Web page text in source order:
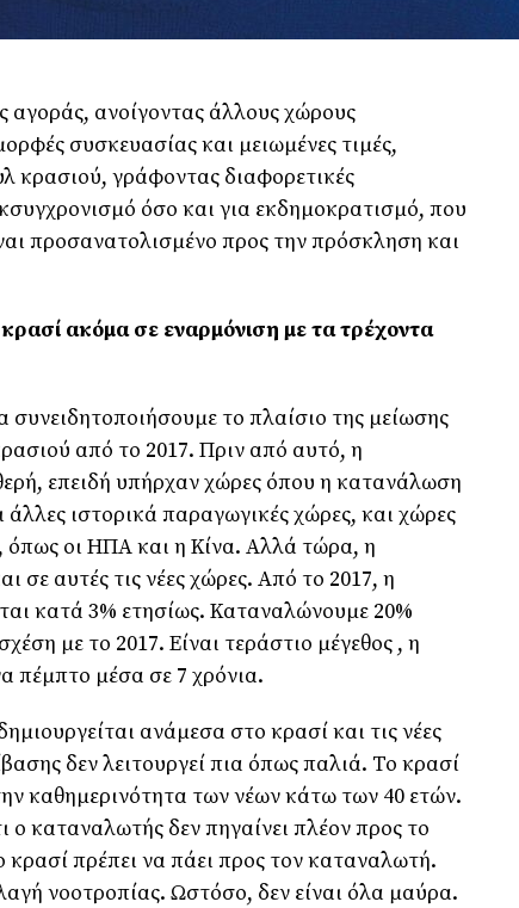
αγοράς, ανοίγοντας άλλους χώρους
συσκευασίας και μειωμένες τιμές,
κρασιού, γράφοντας διαφορετικές
όσο και για εκδημοκρατισμό, που
προσανατολισμένο προς την πρόσκληση και
ακόμα σε εναρμόνιση με τα τρέχοντα
συνειδητοποιήσουμε το πλαίσιο της μείωσης
από το 2017. Πριν από αυτό, η
επειδή υπήρχαν χώρες όπου η κατανάλωση
ιστορικά παραγωγικές χώρες, και χώρες
οι ΗΠΑ και η Κίνα. Αλλά τώρα, η
σε αυτές τις νέες χώρες. Από το 2017, η
κατά 3% ετησίως. Καταναλώνουμε 20%
με το 2017. Είναι τεράστιο μέγεθος , η
πέμπτο μέσα σε 7 χρόνια.
ανάμεσα στο κρασί και τις νέες
δεν λειτουργεί πια όπως παλιά. Το κρασί
καθημερινότητα των νέων κάτω των 40 ετών.
ο καταναλωτής δεν πηγαίνει πλέον προς το
πρέπει να πάει προς τον καταναλωτή.
νοοτροπίας. Ωστόσο, δεν είναι όλα μαύρα.